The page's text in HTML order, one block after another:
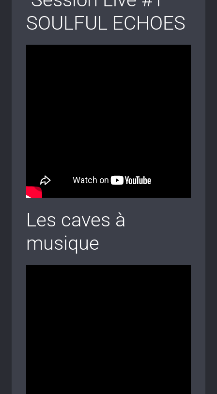
SOULFUL ECHOES
Les caves à
musique